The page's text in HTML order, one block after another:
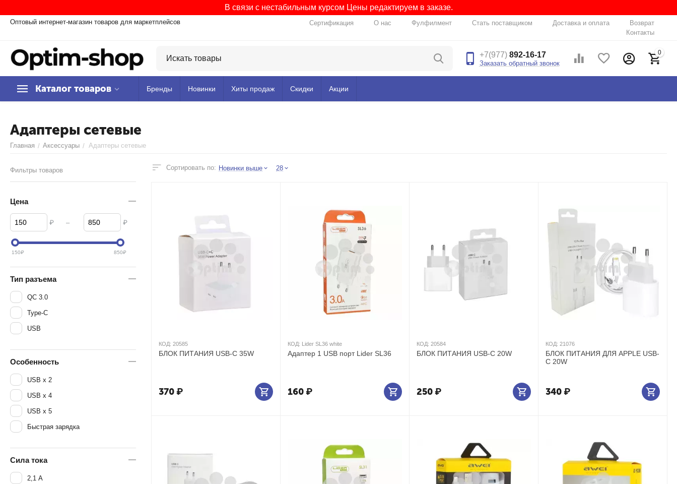
В связи с нестабильным курсом Цены редактируем в заказе.
Оптовый интернет-магазин товаров для маркетплейсов Сертификация О нас Фулфилмент Стать поставщиком Доставка и оплата
Возврат
Контакты
+7(977)892-16-17
Заказать обратный звонок
0
Каталог товаров Бренды Новинки Хиты продаж Скидки Акции
Адаптеры сетевые
Главная / Аксессуары / Адаптеры сетевые
Сортировать по: Новинки выше 28
КОД: 20585
БЛОК ПИТАНИЯ USB-C 35W
370₽
КОД: Lider SL36 white
Адаптер 1 USB порт Lider SL36
160₽
КОД: 20584
БЛОК ПИТАНИЯ USB-C 20W
250₽
КОД: 21076
БЛОК ПИТАНИЯ ДЛЯ APPLE USB-
C 20W
340₽
Фильтры товаров
Цена
₽ – ₽
150₽ 850₽
Тип разъема
QC 3.0
Type-C
USB
Особенность
USB x 2
USB x 4
USB x 5
Быстрая зарядка
Сила тока
2,1 А